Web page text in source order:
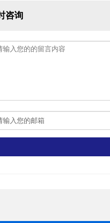
咨询